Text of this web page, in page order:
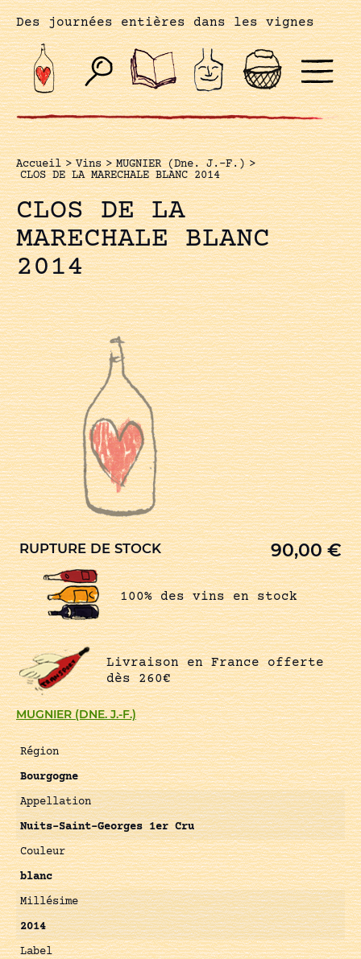
Des journées entières dans les vignes
Accueil > Vins > MUGNIER (Dne. J.-F.) >
CLOS DE LA MARECHALE BLANC 2014
CLOS DE LA
MARECHALE BLANC
2014
MUGNIER (DNE. J.-F.)
Région
Bourgogne
Appellation
Nuits-Saint-Georges 1er Cru
Couleur
blanc
Millésime
2014
Label
RUPTURE DE STOCK 90,00€
100% des vins en stock
Livraison en France offerte
dès 260€